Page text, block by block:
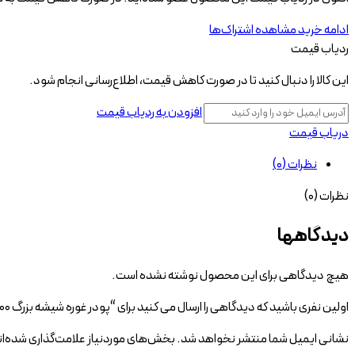
ادامه خریدمشاهده اشتراک‌ها
ردیاب قیمت
این کالا را دنبال کنید تا در صورت کاهش قیمت، اطلاع‌رسانی انجام شود.
افزودن به ردیاب قیمت
دریاب قیمت
نظرات (0)
نظرات (0)
دیدگاهها
هیچ دیدگاهی برای این محصول نوشته نشده است.
اولین نفری باشید که دیدگاهی را ارسال می کنید برای “پودر غوره شیشه بزرگ ۳۰۰ گرمی”
نشانی ایمیل شما منتشر نخواهد شد.بخش‌های موردنیاز علامت‌گذاری